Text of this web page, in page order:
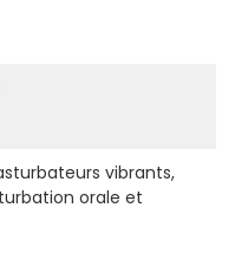
vibrants,
orale et